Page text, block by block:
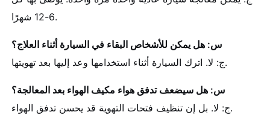
6-12 شهرًا.
س: هل يمكن للأشخاص البقاء في السيارة أثناء العلاج؟
ج: لا. اترك السيارة أثناء استخدامها وعد إليها بعد تهويتها.
س: هل سيضعف تدفق هواء مكيف الهواء بعد المعالجة؟
ج: لا. بل إن تنظيف فتحات التهوية قد يحسن تدفق الهواء.